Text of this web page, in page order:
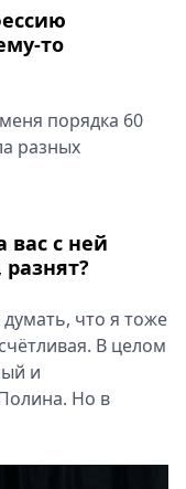
то
порядка 60
разных
вас с ней
что я тоже
В целом
и
Но в